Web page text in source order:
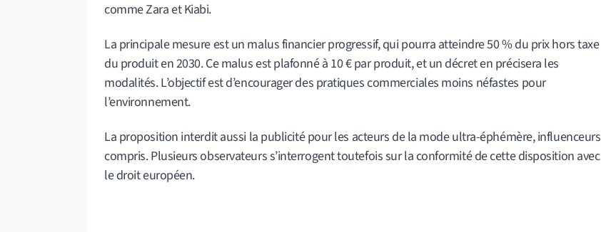
comme Zara et Kiabi.
La principale mesure est un malus financier progressif, qui pourra atteindre 50 % du prix hors taxe
du produit en 2030. Ce malus est plafonné à 10 € par produit, et un décret en précisera les
modalités. L’objectif est d’encourager des pratiques commerciales moins néfastes pour
l’environnement.
La proposition interdit aussi la publicité pour les acteurs de la mode ultra-éphémère, influenceurs
compris. Plusieurs observateurs s’interrogent toutefois sur la conformité de cette disposition avec
le droit européen.